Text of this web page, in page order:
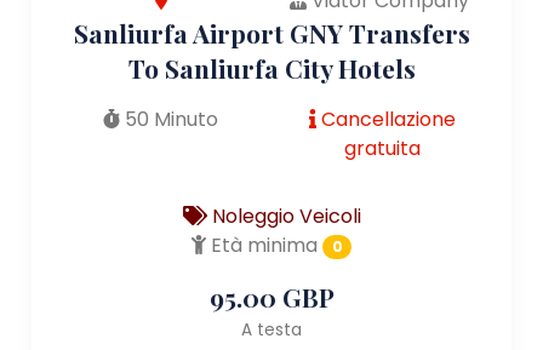
Sanliurfa Airport GNY Transfers
To Sanliurfa City Hotels
50 Minuto
Cancellazione
gratuita
Noleggio Veicoli
Età minima
0
95.00 GBP
A testa